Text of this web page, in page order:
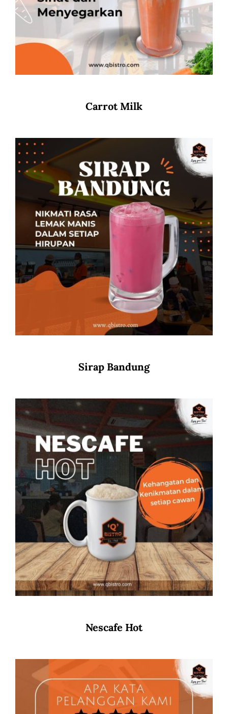
Carrot Milk
Sirap Bandung
Nescafe Hot